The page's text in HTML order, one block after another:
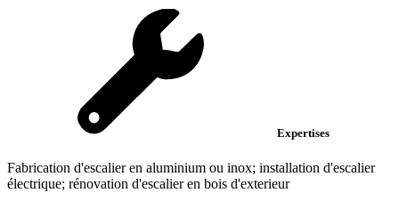
Expertises
Fabrication d'escalier en aluminium ou inox; installation d'escalier
électrique; rénovation d'escalier en bois d'exterieur